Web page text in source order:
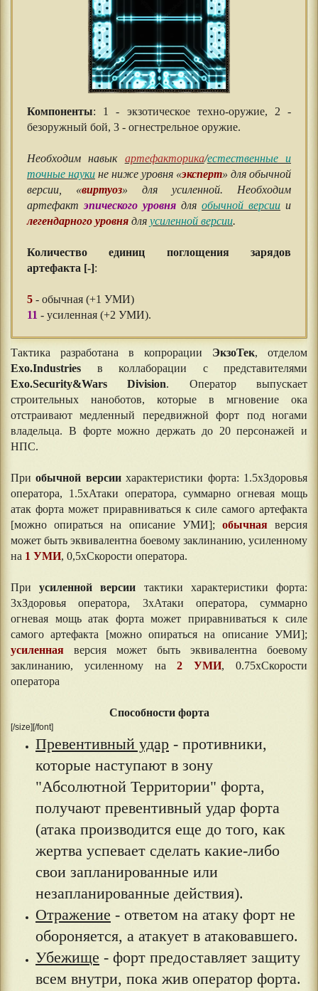
Компоненты: 1 - экзотическое техно-оружие, 2 -
безоружный бой, 3 - огнестрельное оружие.
Необходим навык артефакторика/естественные и
точные науки не ниже уровня «эксперт» для обычной
версии, «виртуоз» для усиленной. Необходим
артефактэпического уровня дляобычной версии и
легендарного уровнядля усиленной версии.
Количество единиц поглощения зарядов
артефакта [-]:
5- обычная (+1 УМИ)
11- усиленная (+2 УМИ).
Тактика разработана в копрорации ЭкзоТек, отделом
Exo.Industries в коллаборации с представителями
Exo.Security&Wars Division. Оператор выпускает
строительных наноботов, которые в мгновение ока
отстраивают медленный передвижной форт под ногами
владельца. В форте можно держать до 20 персонажей и
НПС.
Приобычной версиихарактеристики форта: 1.5хЗдоровья
оператора, 1.5хАтаки оператора, суммарно огневая мощь
атак форта может приравниваться к силе самого артефакта
[можно опираться на описание УМИ]; обычнаяверсия
может быть эквивалентна боевому заклинанию, усиленному
на 1 УМИ, 0,5хСкорости оператора.
Приусиленной версии тактики характеристики форта:
3хЗдоровья оператора, 3хАтаки оператора, суммарно
огневая мощь атак форта может приравниваться к силе
самого артефакта [можно опираться на описание УМИ];
усиленная версия может быть эквивалентна боевому
заклинанию, усиленному на2 УМИ, 0.75хСкорости
оператора
Способности форта
[/size][/font]
Превентивный удар - противники,
которые наступают в зону
"Абсолютной Территории" форта,
получают превентивный удар форта
(атака производится еще до того, как
жертва успевает сделать какие-либо
свои запланированные или
незапланированные действия).
Отражение - ответом на атаку форт не
обороняется, а атакует в атаковавшего.
Убежище - форт предоставляет защиту
всем внутри, пока жив оператор форта.